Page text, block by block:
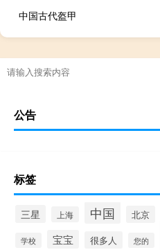
中国古代盔甲
公告
标签
三星 上海 中国 北京
学校 宝宝 很多人 您的